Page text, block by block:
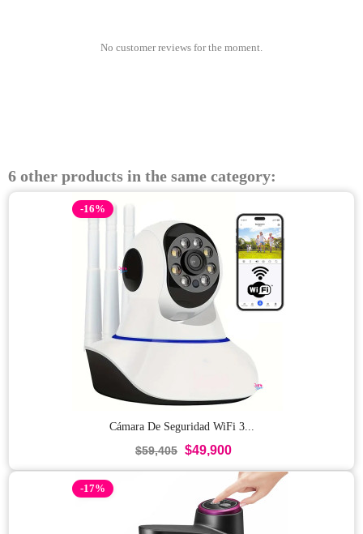
No customer reviews for the moment.
6 other products in the same category:
-16%
Cámara De Seguridad WiFi 3...
$59,405 $49,900
-17%